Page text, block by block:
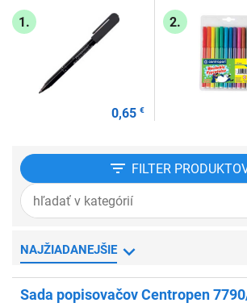
1.
0,65 €
2.
FILTER
NAJŽIADANEJŠIE
Sada popisovačov Centropen